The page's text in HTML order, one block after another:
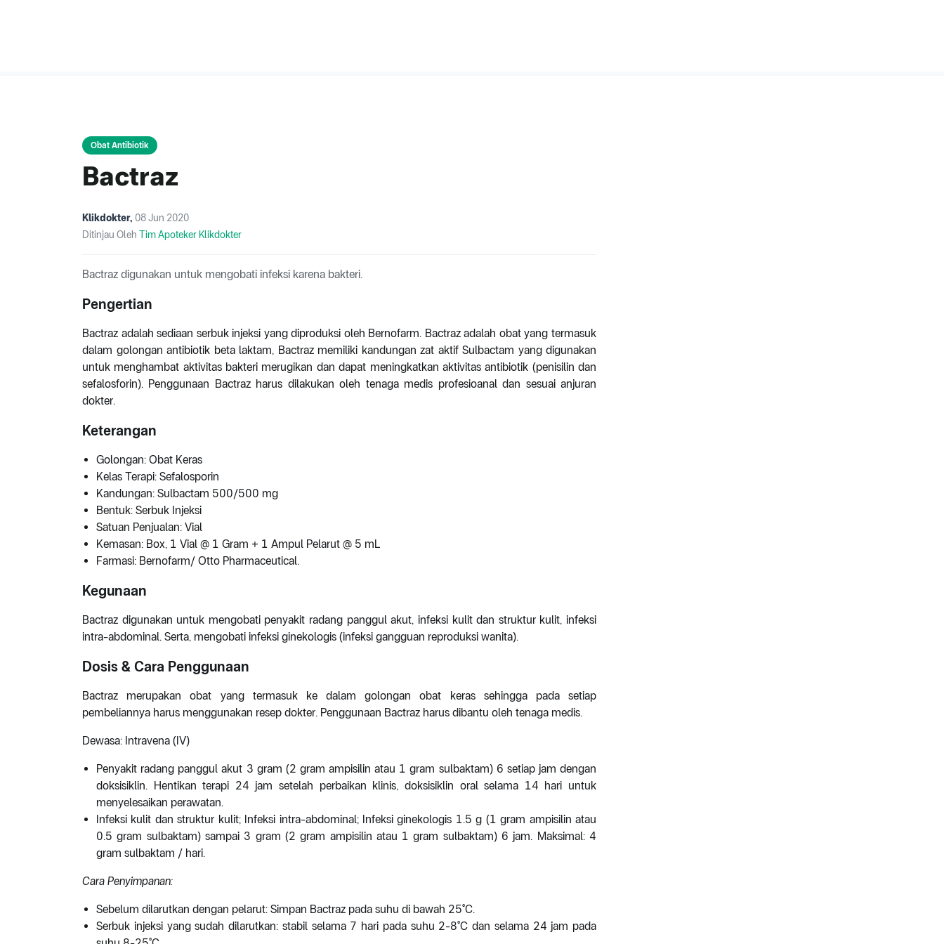
Obat Antibiotik
Bactraz
Klikdokter, 08 Jun 2020
Ditinjau Oleh Tim Apoteker Klikdokter
Bactraz digunakan untuk mengobati infeksi karena bakteri.
Pengertian
Bactraz adalah sediaan serbuk injeksi yang diproduksi oleh Bernofarm. Bactraz adalah obat yang termasuk
dalam golongan antibiotik beta laktam, Bactraz memiliki kandungan zat aktif Sulbactam yang digunakan
untuk menghambat aktivitas bakteri merugikan dan dapat meningkatkan aktivitas antibiotik (penisilin dan
sefalosforin). Penggunaan Bactraz harus dilakukan oleh tenaga medis profesioanal dan sesuai anjuran
dokter.
Keterangan
Golongan: Obat Keras
Kelas Terapi: Sefalosporin
Kandungan: Sulbactam 500/500 mg
Bentuk: Serbuk Injeksi
Satuan Penjualan: Vial
Kemasan: Box, 1 Vial @ 1 Gram + 1 Ampul Pelarut @ 5 mL
Farmasi: Bernofarm/ Otto Pharmaceutical.
Kegunaan
Bactraz digunakan untuk mengobati penyakit radang panggul akut, infeksi kulit dan struktur kulit, infeksi
intra-abdominal. Serta, mengobati infeksi ginekologis (infeksi gangguan reproduksi wanita).
Dosis & Cara Penggunaan
Bactraz merupakan obat yang termasuk ke dalam golongan obat keras sehingga pada setiap
pembeliannya harus menggunakan resep dokter. Penggunaan Bactraz harus dibantu oleh tenaga medis.
Dewasa: Intravena (IV)
Penyakit radang panggul akut 3 gram (2 gram ampisilin atau 1 gram sulbaktam) 6 setiap jam dengan
doksisiklin. Hentikan terapi 24 jam setelah perbaikan klinis, doksisiklin oral selama 14 hari untuk
menyelesaikan perawatan.
Infeksi kulit dan struktur kulit; Infeksi intra-abdominal; Infeksi ginekologis 1.5 g (1 gram ampisilin atau
0.5 gram sulbaktam) sampai 3 gram (2 gram ampisilin atau 1 gram sulbaktam) 6 jam. Maksimal: 4
gram sulbaktam / hari.
Cara Penyimpanan:
Sebelum dilarutkan dengan pelarut: Simpan Bactraz pada suhu di bawah 25°C.
Serbuk injeksi yang sudah dilarutkan: stabil selama 7 hari pada suhu 2-8°C dan selama 24 jam pada